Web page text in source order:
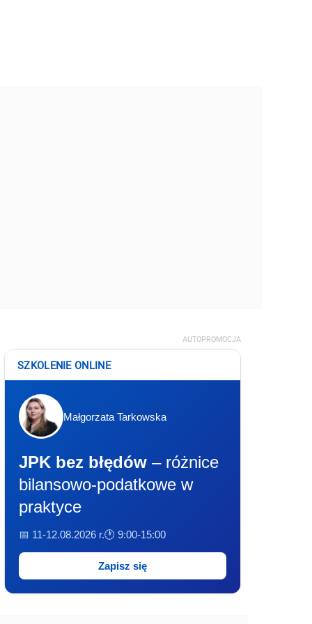
AUTOPROMOCJA
SZKOLENIE ONLINE
Małgorzata Tarkowska
JPK bez błędów – różnice
bilansowo-podatkowe w
praktyce
📅 11-12.08.2026 r.🕐 9:00-15:00
Zapisz się